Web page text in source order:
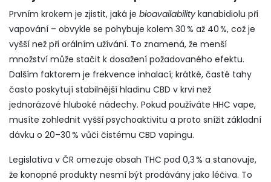
Prvním krokem je zjistit, jaká je bioavailability kanabidiolu při
vapování – obvykle se pohybuje kolem 30 % až 40 %, což je
vyšší než při orálním užívání. To znamená, že menší
množství může stačit k dosažení požadovaného efektu.
Dalším faktorem je frekvence inhalací; krátké, časté tahy
často poskytují stabilnější hladinu CBD v krvi než
jednorázové hluboké nádechy. Pokud používáte HHC vape,
musíte zohlednit vyšší psychoaktivitu a proto snížit základní
dávku o 20–30 % vůči čistému CBD vapingu.
Legislativa v ČR omezuje obsah THC pod 0,3 % a stanovuje,
že konopné produkty nesmí být prodávány jako léčiva. To